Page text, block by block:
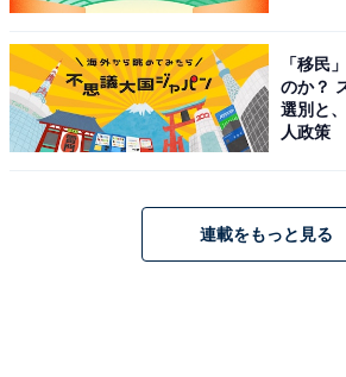
「移民
のか？
選別と
人政策
連載をもっと見る